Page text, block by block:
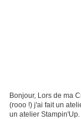
Bonjour, Lors de ma
(rooo !) j'ai fait un
un atelier